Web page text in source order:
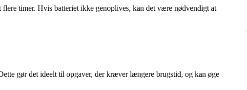
timer. Hvis batteriet ikke genoplives, kan det være nødvendigt at
gør det ideelt til opgaver, der kræver længere brugstid, og kan øge